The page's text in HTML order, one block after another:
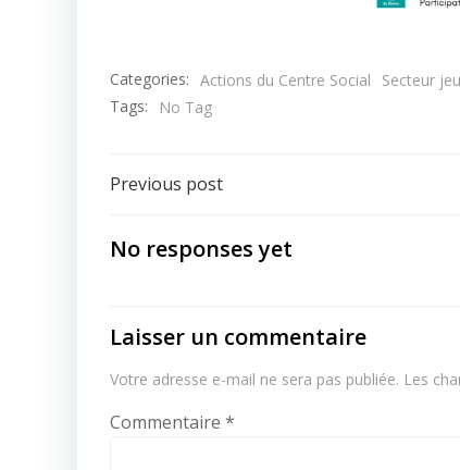
Categories: Actions du Centre Social
Secteur
Tags:
No Tag
Post
navigation
Previous post
No responses yet
Laisser un commentaire
Votre adresse e-mail ne sera pas publiée. Les
Commentaire *